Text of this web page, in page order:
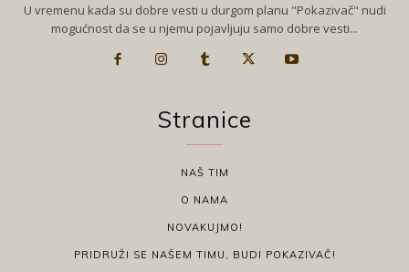
U vremenu kada su dobre vesti u durgom planu "Pokazivač" nudi
mogućnost da se u njemu pojavljuju samo dobre vesti...
Stranice
NAŠ TIM
O NAMA
NOVAKUJMO!
PRIDRUŽI SE NAŠEM TIMU, BUDI POKAZIVAČ!